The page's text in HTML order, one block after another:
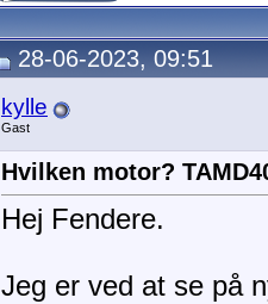
28-06-2023, 09:51
kylle
Gast
Hvilken motor?
Hej Fendere.
Jeg er ved at se på